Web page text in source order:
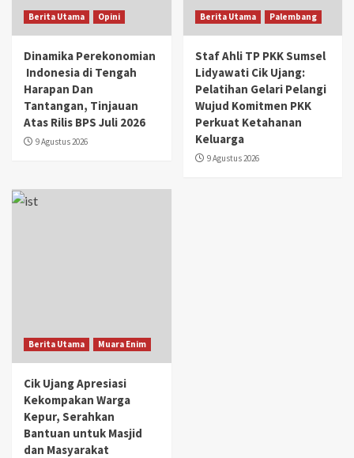
Berita Utama Opini
Dinamika Perekonomian
Indonesia di Tengah
Harapan Dan
Tantangan, Tinjauan
Atas Rilis BPS Juli 2026
9 Agustus 2026
Berita Utama Palembang
Staf Ahli TP PKK Sumsel
Lidyawati Cik Ujang:
Pelatihan Gelari Pelangi
Wujud Komitmen PKK
Perkuat Ketahanan
Keluarga
9 Agustus 2026
Berita Utama Muara Enim
Cik Ujang Apresiasi
Kekompakan Warga
Kepur, Serahkan
Bantuan untuk Masjid
dan Masyarakat